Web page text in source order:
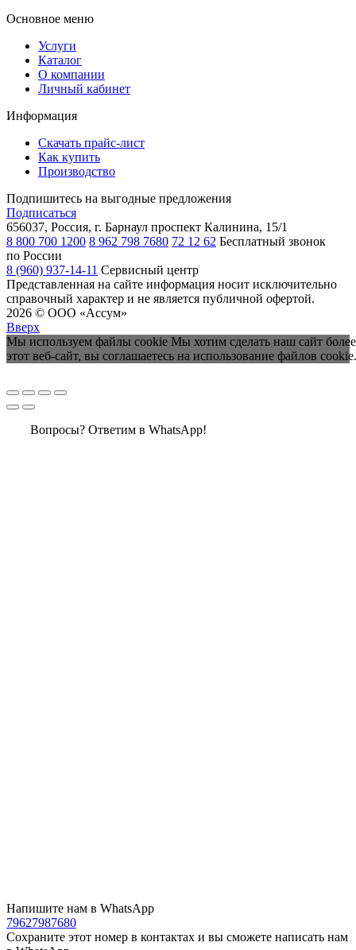
Основное меню
Услуги
Каталог
О компании
Личный кабинет
Информация
Скачать прайс-лист
Как купить
Производство
Подпишитесь на выгодные предложения
Подписаться
656037, Россия, г. Барнаул проспект Калинина, 15/1
8 800 700 1200 8 962 798 7680 72 12 62 Бесплатный звонок
по России
8 (960) 937-14-11 Сервисный центр
Представленная на сайте информация носит исключительно
справочный характер и не является публичной офертой.
2026 © ООО «Ассум»
Вверх
Мы используем файлы cookie Мы хотим сделать наш сайт
этот веб-сайт, вы соглашаетесь на использование файлов cookie.
Вопросы? Ответим в WhatsApp!
Напишите нам в WhatsApp
79627987680
Сохраните этот номер в контактах и вы сможете написать нам